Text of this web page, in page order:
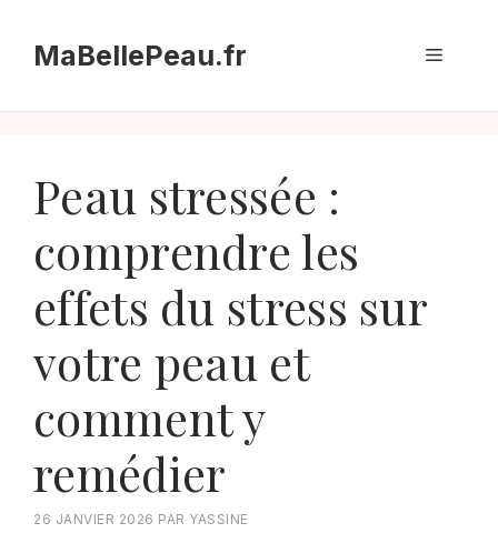
contenuMaBellePeau.fr Menu
Peau stressée :
comprendre les
effets du stress sur
votre peau et
comment y
remédier
26 JANVIER 2026 PAR YASSINE